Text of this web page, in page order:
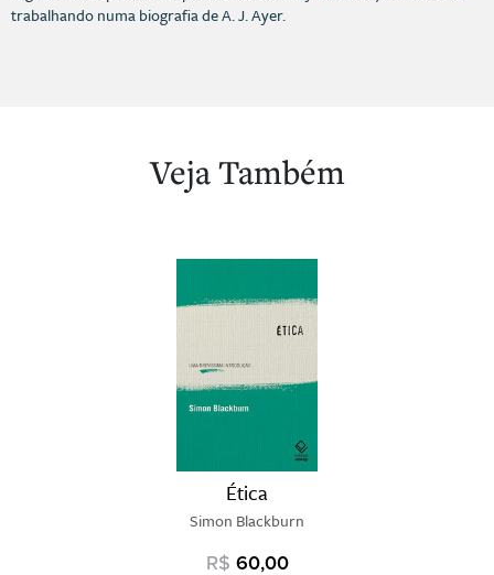
trabalhando numa biografia de A. J. Ayer.
Veja Também
Ética
Simon Blackburn
R$ 60,00